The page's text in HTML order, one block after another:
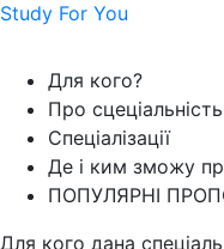
Study For You
Для кого?
Про сцеціальність
Спеціалізації
Де і ким зможу
ПОПУЛЯРНІ
Для кого дана